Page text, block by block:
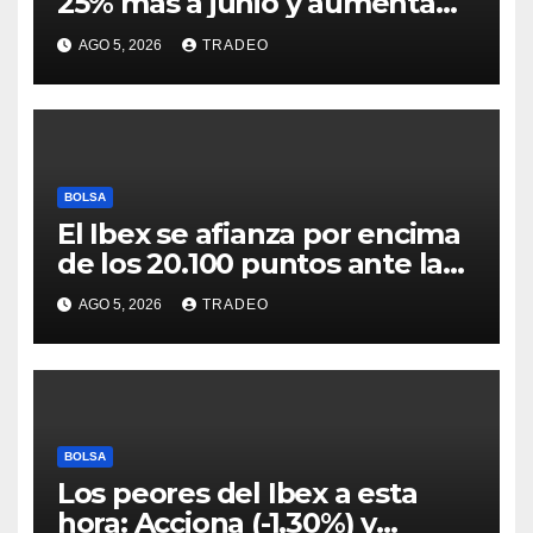
previsiones, pero no
convence
AGO 5, 2026 TRADEO
BOLSA
El Ibex se afianza por encima
de los 20.100 puntos ante las
esperanzas sobre Ormuz
AGO 5, 2026 TRADEO
BOLSA
Los peores del Ibex a esta
hora: Acciona (-1,30%) y